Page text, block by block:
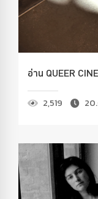
อ่าน QUEER
2,519